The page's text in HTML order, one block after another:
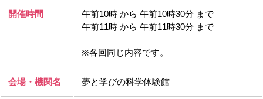
開催時間
午前10時 から 午前10時30分 まで
午前11時 から 午前11時30分 まで
※各回同じ内容です。
会場・機関名 夢と学びの科学体験館